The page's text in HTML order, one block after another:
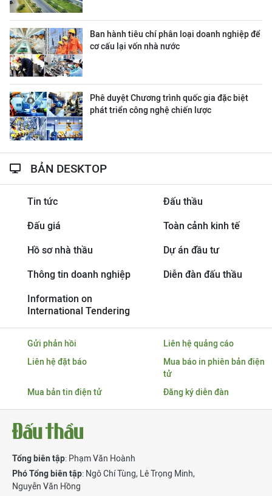
Ban hành tiêu chí phân loại doanh nghiệp để
cơ cấu lại vốn nhà nước
Phê duyệt Chương trình quốc gia đặc biệt
phát triển công nghệ chiến lược
BẢN DESKTOP
Tin tức Đấu thầu
Đấu giá Toàn cảnh kinh tế
Hồ sơ nhà thầu Dự án đầu tư
Thông tin doanh nghiệp Diễn đàn đấu thầu
Information on
International Tendering
Gửi phản hồi
Liên hệ quảng cáo
Liên hệ đặt báo
Mua báo in phiên bản điện
tử
Mua bản tin điện tử
Đăng ký diễn đàn
Tổng biên tập: Phạm Văn Hoành
Phó Tổng biên tập: Ngô Chí Tùng, Lê Trọng Minh,
Nguyễn Văn Hồng